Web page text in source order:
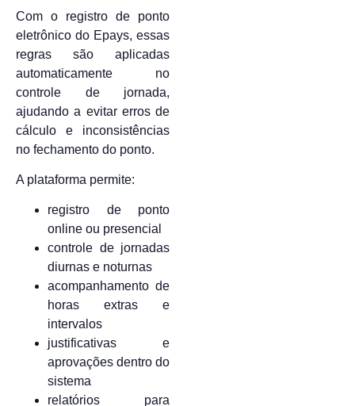
Com o registro de ponto
eletrônico do Epays, essas
regras são aplicadas
automaticamente no
controle de jornada,
ajudando a evitar erros de
cálculo e inconsistências
no fechamento do ponto.
A plataforma permite:
registro de ponto
online ou presencial
controle de jornadas
diurnas e noturnas
acompanhamento de
horas extras e
intervalos
justificativas e
aprovações dentro do
sistema
relatórios para